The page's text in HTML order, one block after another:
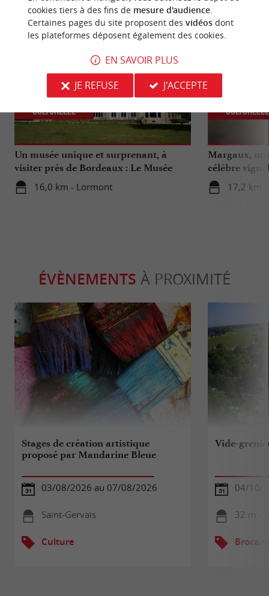
Un musée unique et surprenant, à
visiter près de Bordeaux : Le Musée
National de l’Assurance Maladie
16,0 km - Lormont
Culturelle
Margaux,
célèbre
17,2 km
Culturelle
ÉVÈNEMENTS À PROXIMITÉ
Stages de création artistique
proposé par Mandarine Bleue
03/08/2026 au 07/08/2026
Saint-Gervais
Culture
Vide-
04/10/
32 m -
cookies tiers à des fins de mesure d'audience.
Certaines pages du site proposent des vidéosdont
les plateformes déposent également des cookies.
EN SAVOIR PLUS
JE REFUSE
J'ACCEPTE